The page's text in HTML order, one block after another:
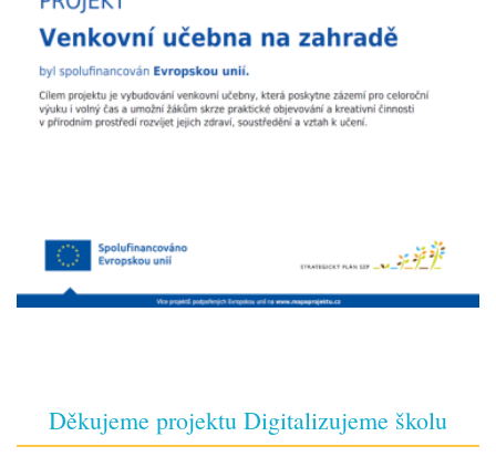
Děkujeme projektu Digitalizujeme školu